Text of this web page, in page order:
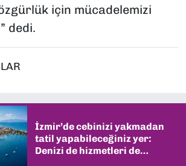
için mücadelemizi
dedi.
İzmir’de cebinizi yakmadan
tatil yapabileceğiniz yer:
Denizi de hizmetleri de